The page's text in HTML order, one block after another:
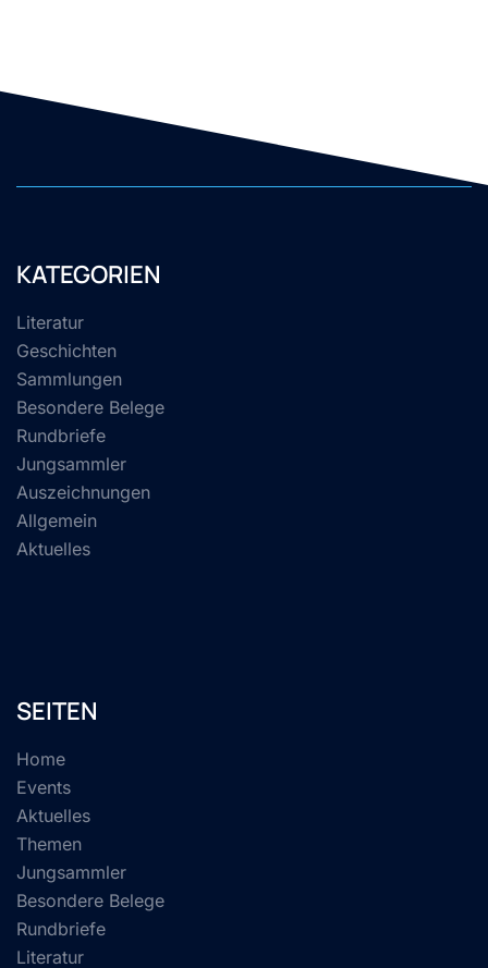
KATEGORIEN
Literatur
Geschichten
Sammlungen
Besondere Belege
Rundbriefe
Jungsammler
Auszeichnungen
Allgemein
Aktuelles
SEITEN
Home
Events
Aktuelles
Themen
Jungsammler
Besondere Belege
Rundbriefe
Literatur